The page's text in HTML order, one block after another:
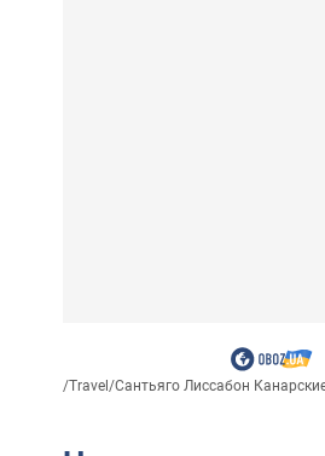
/Travel /Сантьяго Лиссабон